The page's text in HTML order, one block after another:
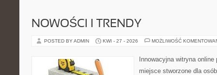
NOWOŚCI I TRENDY
POSTED BY ADMIN KWI - 27 - 2026 MOŻLIWOŚĆ
Innowacyjna witryna
miejsce stworzone dla